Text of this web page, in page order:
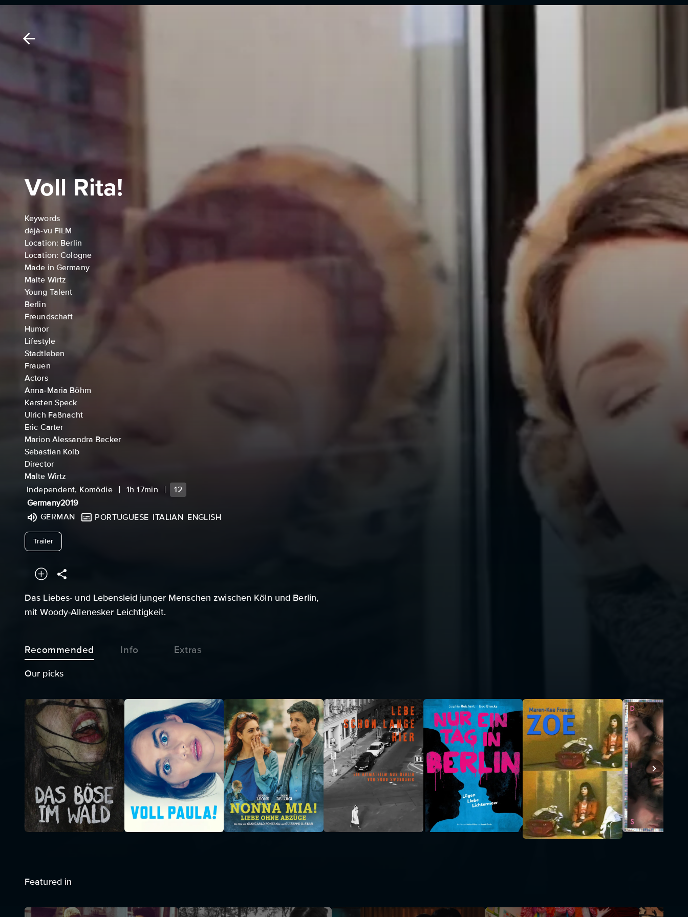
Voll Rita!
Keywords
déjà-vu FILM
Location: Berlin
Location: Cologne
Made in Germany
Malte Wirtz
Young Talent
Berlin
Freundschaft
Humor
Lifestyle
Stadtleben
Frauen
Actors
Anna-Maria Böhm
Karsten Speck
Ulrich Faßnacht
Eric Carter
Marion Alessandra Becker
Sebastian Kolb
Director
Malte Wirtz
Independent, Komödie
1h 17min
12
Germany2019
GERMAN
PORTUGUESE ITALIAN ENGLISH
Trailerundefined
Das Liebes- und Lebensleid junger Menschen zwischen Köln und Berlin,
mit Woody-Allenesker Leichtigkeit.
Recommended Info Extras
Our picks
Featured in